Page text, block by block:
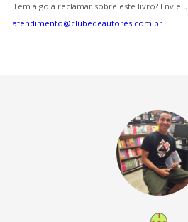
Tem algo a reclamar sobre este livro? Envie
atendimento@clubedeautores.com.br